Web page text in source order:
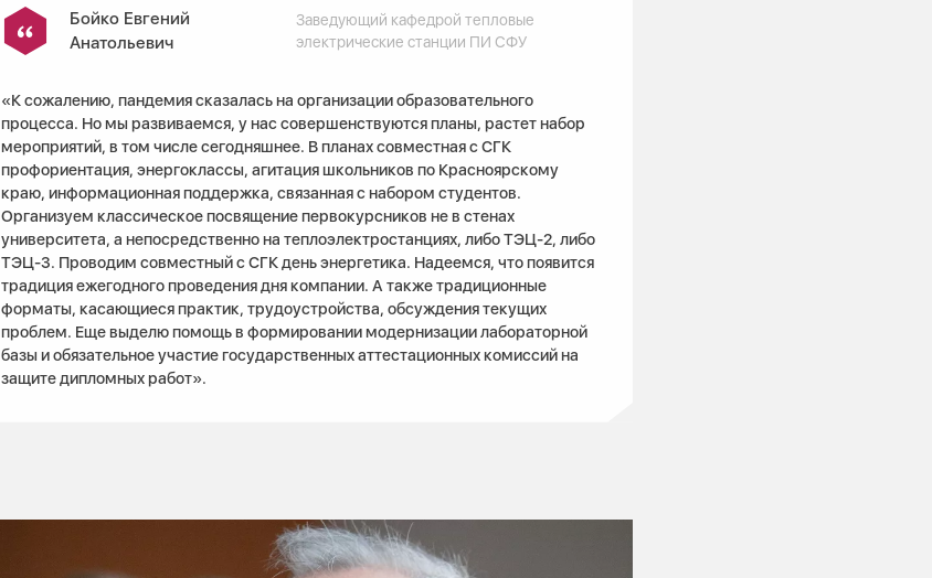
Бойко Евгений
Анатольевич
Заведующий кафедрой тепловые
электрические станции ПИ СФУ
«К сожалению, пандемия сказалась на организации образовательного
процесса. Но мы развиваемся, у нас совершенствуются планы, растет набор
мероприятий, в том числе сегодняшнее. В планах совместная с СГК
профориентация, энергоклассы, агитация школьников по Красноярскому
краю, информационная поддержка, связанная с набором студентов.
Организуем классическое посвящение первокурсников не в стенах
университета, а непосредственно на теплоэлектростанциях, либо ТЭЦ-2, либо
ТЭЦ-3. Проводим совместный с СГК день энергетика. Надеемся, что появится
традиция ежегодного проведения дня компании. А также традиционные
форматы, касающиеся практик, трудоустройства, обсуждения текущих
проблем. Еще выделю помощь в формировании модернизации лабораторной
базы и обязательное участие государственных аттестационных комиссий на
защите дипломных работ».